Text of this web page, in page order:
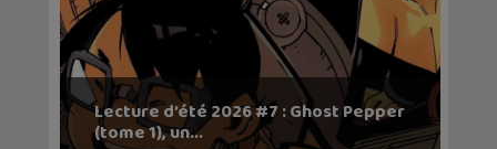
Lecture d’été 2026 #7 : Ghost Pepper
(tome 1), un...